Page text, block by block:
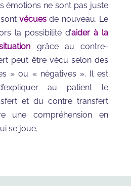
émotions ne sont pas juste
vécues de nouveau. Le
la possibilité d’aider à la
grâce au contre-
peut être vécu selon des
» ou « négatives ». Il est
au patient le
et du contre transfert
une compréhension en
se joue.